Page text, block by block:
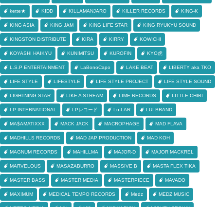
kette★ KIDD KILLAMANJARO KILLER RECORDS KING-K
KING ASIA KING JAM KING LIFE STAR KING RYUKYU SOUND
KINGSTON DISTRIBUTE KIRA KIRRY KOWICHI
KOYASHI HAIKYU KUNIMITSU KUROFIN KYO虎
L.S.P ENTERTAINMENT LaBonoCapo LAKE BEAT LIBERTY aka TKO
LIFE STYLE LIFESTYLE LIFE STYLE PROJECT LIFE STYLE SOUND
LIGHTNING STAR LIKE A STREAM LIME RECORDS LITTLE CHIBI
LP INTERNATIONAL LPレコード Lu-LAR LUI BRAND
MA$AMATIXXX MACK JACK MACROPHAGE MAD FLAVA
MADHILLS RECORDS MAD JAP PRODUCTION MAD KOH
MAGNUM RECORDS MAHILLMA MAJOR-D MAJOR MACKREL
MARVELOUS MASAZABURRO MASSIVE B MASTA FLEX TIKA
MASTER BASS MASTER MEDIA MASTERPIECE MAVADO
MAXIMUM MEDICAL TEMPO RECORDS Medz MEDZ MUSIC